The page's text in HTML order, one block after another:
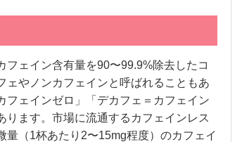
ェイン含有量を90〜99.9%除去したコ
ェやノンカフェインと呼ばれることもあ
フェインゼロ」「デカフェ＝カフェイン
ります。市場に流通するカフェインレス
（1杯あたり2〜15mg程度）のカフェイ